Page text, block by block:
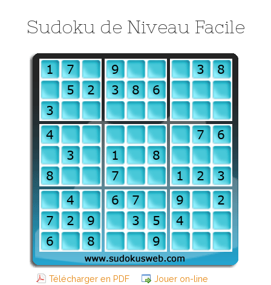
Sudoku de Niveau Facile
Télécharger en PDF
Jouer on-line